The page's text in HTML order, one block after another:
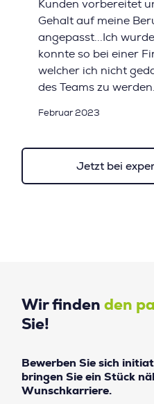
Kunden vorbereitet
Gehalt auf meine
angepasst...Ich
konnte so bei einer
welcher ich nicht
des Teams zu
Februar 2023
Jetzt bei
Wir finden den
Sie!
Bewerben Sie sich
bringen Sie ein Stück
Wunschkarriere.